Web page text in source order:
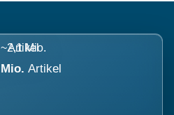
Artikel